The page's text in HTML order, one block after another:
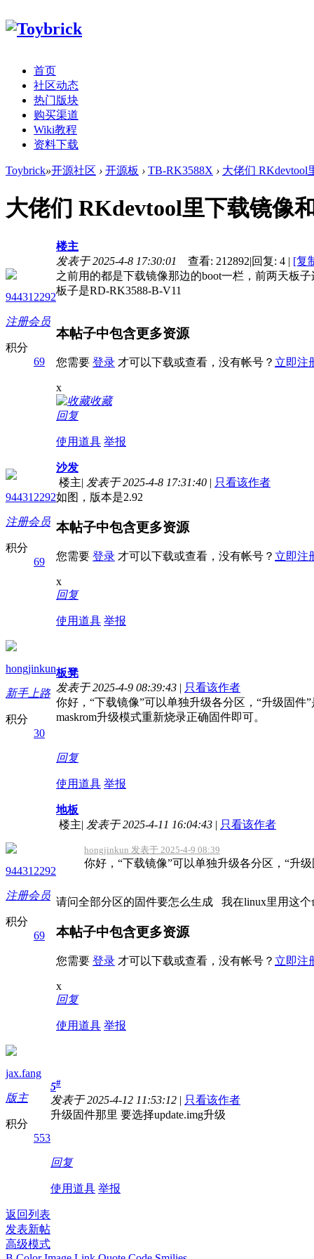
首页
社区动态
热门版块
购买渠道
Wiki教程
资料下载
Toybrick»开源社区 › 开源板 › TB-RK3588X › 大佬们 RKdevtool
大佬们 RKdevtool里下载镜像
944312292
注册会员
积分
69
楼主
发表于 2025-4-8 17:30:01
查看: 212892|回复: 4 | [复
之前用的都是下载镜像那边的boot一栏，前两天板
板子是RD-RK3588-B-V11
本帖子中包含更多资源
您需要 登录 才可以下载或查看，没有帐号？ 立即注
x
收藏
回复
使用道具 举报
944312292
注册会员
积分
69
沙发
楼主| 发表于 2025-4-8 17:31:40 | 只看该作者
如图，版本是2.92
本帖子中包含更多资源
您需要 登录 才可以下载或查看，没有帐号？ 立即注
x
回复
使用道具 举报
hongjinkun
新手上路
积分
30
板凳
发表于 2025-4-9 08:39:43 | 只看该作者
你好，“下载镜像”可以单独升级各分区，“升级固
maskrom升级模式重新烧录正确固件即可。
回复
使用道具 举报
944312292
注册会员
积分
69
地板
楼主| 发表于 2025-4-11 16:04:43 | 只看该作者
hongjinkun 发表于 2025-4-9 08:39
你好，“下载镜像”可以单独升级各分区，“升
请问全部分区的固件要怎么生成 我在linux里用这
本帖子中包含更多资源
您需要 登录 才可以下载或查看，没有帐号？ 立即注
x
回复
使用道具 举报
jax.fang
版主
积分
553
5#
发表于 2025-4-12 11:53:12 | 只看该作者
升级固件那里 要选择update.img升级
回复
使用道具 举报
返回列表
发表新帖
高级模式